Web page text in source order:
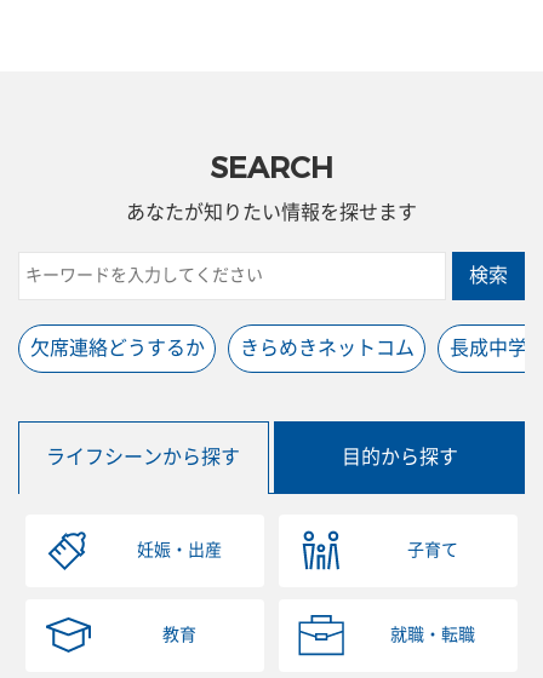
SEARCH
あなたが知りたい情報を探せます
検索
欠席連絡どうするか きらめきネットコム 長成中学
ライフシーンから探す 目的から探す
妊娠・出産 子育て
教育 就職・転職